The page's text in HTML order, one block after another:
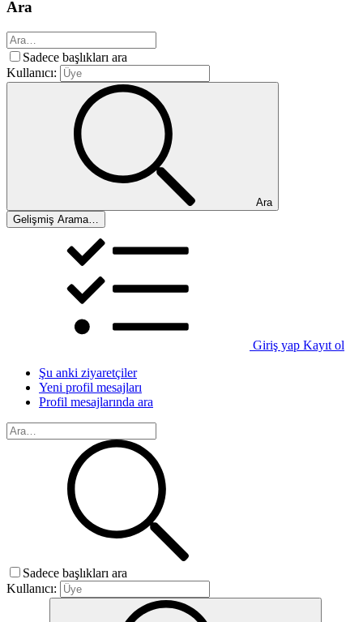
Ara
Sadece başlıkları ara
Kullanıcı:
Ara
Gelişmiş Arama…
Giriş yap Kayıt ol
Şu anki ziyaretçiler
Yeni profil mesajları
Profil mesajlarında ara
Sadece başlıkları ara
Kullanıcı: